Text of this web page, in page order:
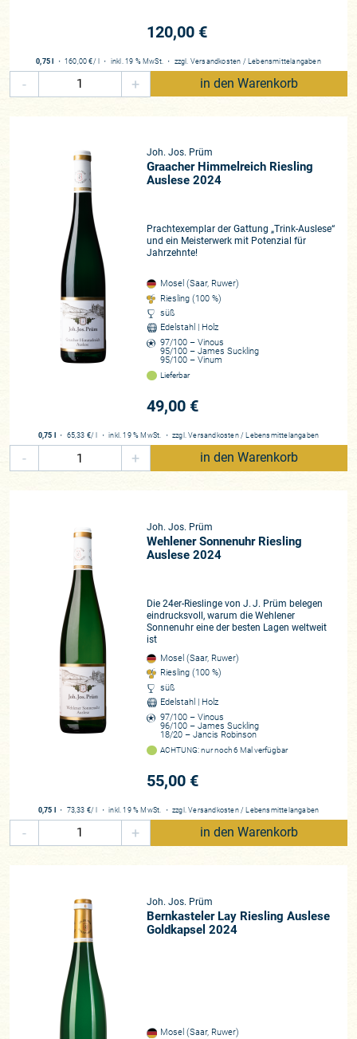
120,00 €
0,75 l ・ 160,00 € / l ・ inkl. 19 % MwSt. ・ zzgl. Versandkosten / Lebensmittelangaben
- + in den Warenkorb
Joh. Jos. Prüm
Graacher Himmelreich Riesling
Auslese 2024
Prachtexemplar der Gattung „Trink-Auslese“
und ein Meisterwerk mit Potenzial für
Jahrzehnte!
Mosel (Saar, Ruwer)
Riesling (100 %)
süß
Edelstahl | Holz
97/100 – Vinous
95/100 – James Suckling
95/100 – Vinum
Lieferbar
49,00 €
0,75 l ・ 65,33 €/ l ・inkl. 19 % MwSt. ・ zzgl.Versandkosten / Lebensmittelangaben
- + in den Warenkorb
Joh. Jos. Prüm
Wehlener Sonnenuhr Riesling
Auslese 2024
Die 24er-Rieslinge von J. J. Prüm belegen
eindrucksvoll, warum die Wehlener
Sonnenuhr eine der besten Lagen weltweit
ist
Mosel (Saar, Ruwer)
Riesling (100 %)
süß
Edelstahl | Holz
97/100 – Vinous
96/100 – James Suckling
18/20 – Jancis Robinson
ACHTUNG: nur noch 6 Mal verfügbar
55,00 €
0,75 l ・ 73,33 €/ l ・inkl. 19 % MwSt. ・ zzgl.Versandkosten / Lebensmittelangaben
- + in den Warenkorb
Joh. Jos. Prüm
Bernkasteler Lay Riesling Auslese
Goldkapsel 2024
Mosel (Saar, Ruwer)